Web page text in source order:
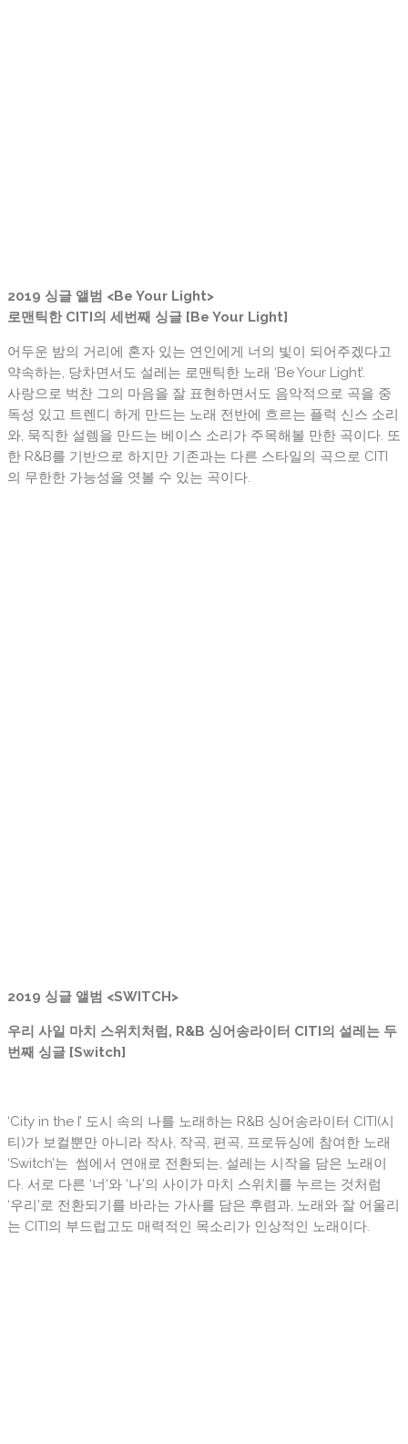
2019 싱글 앨범 <Be Your Light>
로맨틱한 CITI의 세번째 싱글 [Be Your Light]
어두운 밤의 거리에 혼자 있는 연인에게 너의 빛이 되어주겠다고
약속하는, 당차면서도 설레는 로맨틱한 노래 ‘Be Your Light’.
사랑으로 벅찬 그의 마음을 잘 표현하면서도 음악적으로 곡을 중
독성 있고 트렌디 하게 만드는 노래 전반에 흐르는 플럭 신스 소리
와, 묵직한 설렘을 만드는 베이스 소리가 주목해볼 만한 곡이다. 또
한 R&B를 기반으로 하지만 기존과는 다른 스타일의 곡으로 CITI
의 무한한 가능성을 엿볼 수 있는 곡이다.
2019 싱글 앨범 <SWITCH>
우리 사일 마치 스위치처럼, R&B 싱어송라이터 CITI의 설레는 두
번째 싱글 [Switch]
‘City in the I’ 도시 속의 나를 노래하는 R&B 싱어송라이터 CITI(시
티)가 보컬뿐만 아니라 작사, 작곡, 편곡, 프로듀싱에 참여한 노래
‘Switch’는 썸에서 연애로 전환되는, 설레는 시작을 담은 노래이
다. 서로 다른 ‘너’와 ‘나’의 사이가 마치 스위치를 누르는 것처럼
‘우리’로 전환되기를 바라는 가사를 담은 후렴과, 노래와 잘 어울리
는 CITI의 부드럽고도 매력적인 목소리가 인상적인 노래이다.